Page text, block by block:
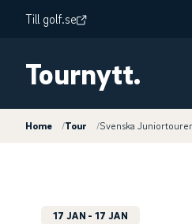
Till golf.se
Tournytt.
Home /Tour /Svenska
17 JAN - 17 JAN